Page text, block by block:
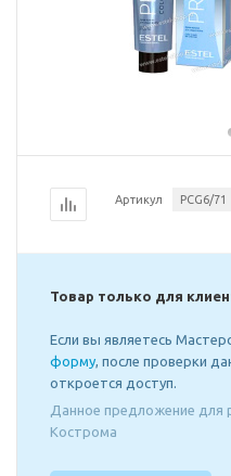
Артикул PCG6/71
Товар только для
Если вы являетесь
форму, после проверки
откроется доступ.
Данное предложение для
Кострома